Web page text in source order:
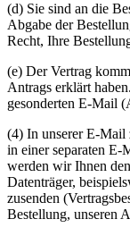
(d) Sie sind an die
Abgabe der
Recht, Ihre
(e) Der Vertrag
Antrags erklärt
gesonderten E-Mail
(4) In unserer E-Mail
in einer separaten E-
werden wir Ihnen
Datenträger,
zusenden
Bestellung, unseren